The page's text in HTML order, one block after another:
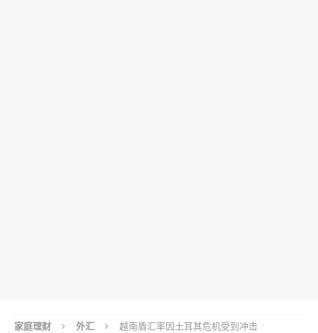
家庭理财 外汇 越南盾汇率因土耳其危机受到冲击